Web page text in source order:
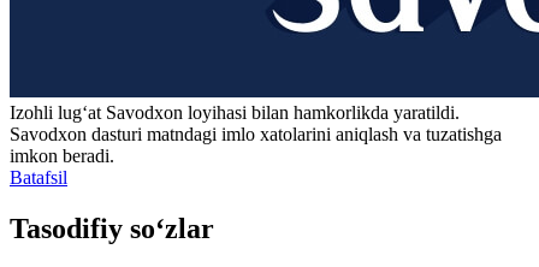
Izohli lugʻat Savodxon loyihasi bilan hamkorlikda yaratildi.
Savodxon dasturi matndagi imlo xatolarini aniqlash va tuzatishga
imkon beradi.
Batafsil
Tasodifiy so‘zlar